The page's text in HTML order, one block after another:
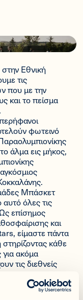
Εθνική
τις
που με την
και το πείσμα
φωτεινό
άλμα εις μήκος,
Μπάσκετ
όλες τις
επίσημος
και
είμαστε πάντα
κάθε
ακόμα
τις διεθνείς
και η
της Εθνικής